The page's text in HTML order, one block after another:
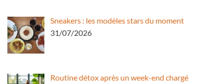
Sneakers : les modèles stars du moment
31/07/2026
Routine détox après un week-end chargé